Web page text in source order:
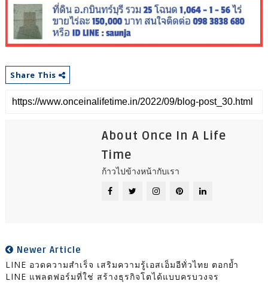
Share This
About Once In A Life
Time
ก้าวไปข้างหน้ากับเรา
Newer Article
LINE อวดความสำเร็จ เสริมความรู้เอสเอ็มอีทั่วไทย ตอกย้ำ
LINE แพลตฟอร์มที่ใช่ สร้างธุรกิจโตได้แบบครบวงจร